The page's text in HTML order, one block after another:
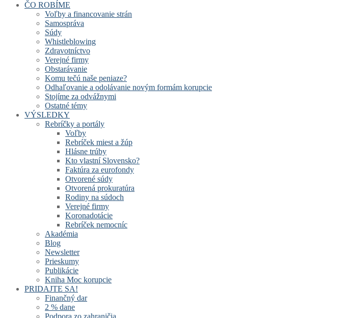
ČO ROBÍME
Voľby a financovanie strán
Samospráva
Súdy
Whistleblowing
Zdravotníctvo
Verejné firmy
Obstarávanie
Komu tečú naše peniaze?
Odhaľovanie a odolávanie novým formám korupcie
Stojíme za odvážnymi
Ostatné témy
VÝSLEDKY
Rebríčky a portály
Voľby
Rebríček miest a žúp
Hlásne trúby
Kto vlastní Slovensko?
Faktúra za eurofondy
Otvorené súdy
Otvorená prokuratúra
Rodiny na súdoch
Verejné firmy
Koronadotácie
Rebríček nemocníc
Akadémia
Blog
Newsletter
Prieskumy
Publikácie
Kniha Moc korupcie
PRIDAJTE SA!
Finančný dar
2 % dane
Podpora zo zahraničia